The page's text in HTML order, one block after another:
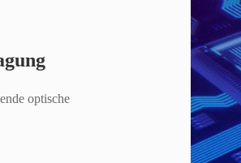
optische